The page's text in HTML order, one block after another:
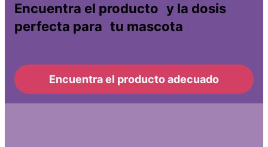
Encuentra el producto y la dosis
perfecta para tu mascota
Encuentra el producto adecuado